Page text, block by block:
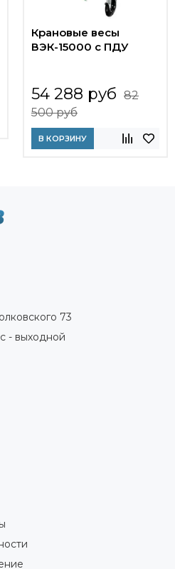
Крановые весы
ВЭК-15000 с ПДУ
54 288 руб 82
500 руб
В КОРЗИНУ
73
- выходной